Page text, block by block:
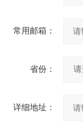
常用邮箱：
省份：
详细地址：